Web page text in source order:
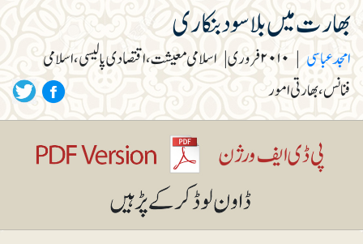
بھارت میں بلاسود بنکاری
امجد عباسی | ۲۰۱۰ فروری | اسلامی معیشت، اقتصادی پالیسی، اسلامی
فنانس، بھارتی امور